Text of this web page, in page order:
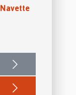
Navette